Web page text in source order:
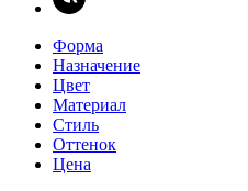
Форма
Назначение
Цвет
Материал
Стиль
Оттенок
Цена